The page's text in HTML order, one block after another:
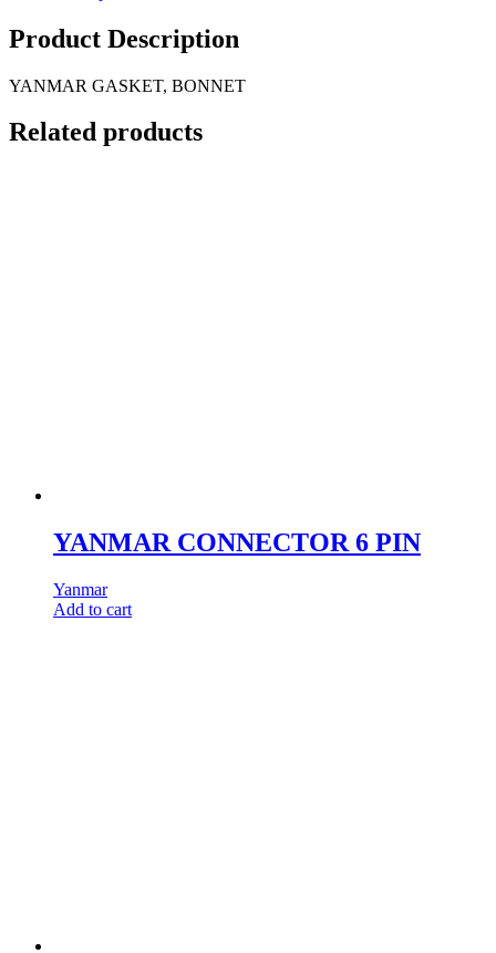
Product Description
YANMAR GASKET, BONNET
Related products
YANMAR CONNECTOR 6 PIN
Yanmar
Add to cart